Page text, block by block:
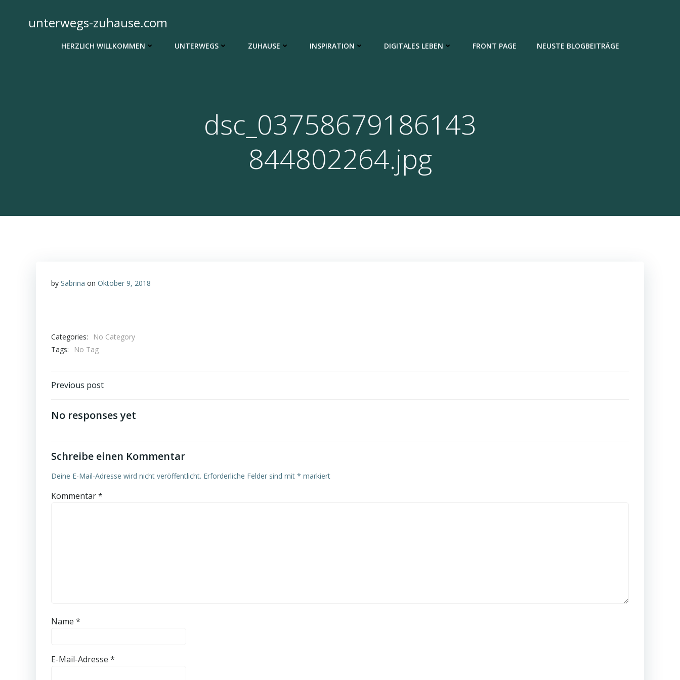
springenunterwegs-zuhause.com
HERZLICH WILLKOMMEN UNTERWEGS ZUHAUSE INSPIRATION DIGITALES LEBEN FRONT PAGE NEUSTE BLOGBEITRÄGE
dsc_03758679186143
844802264.jpg
by Sabrina on Oktober 9, 2018
Categories:
No Category
Tags:
No Tag
Post
navigation
Previous post
No responses yet
Schreibe einen Kommentar
Deine E-Mail-Adresse wird nicht veröffentlicht. Erforderliche Felder sind mit * markiert
Kommentar*
Name *
E-Mail-Adresse *